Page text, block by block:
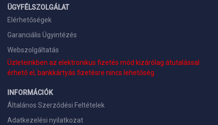
ÜGYFÉLSZOLGÁLAT
Elérhetőségek
Garanciális Ügyintézés
Webszolgáltatás
Üzleteinkben az elektronikus fizetés mód kizárólag átutalással
érhető el, bankkártyás fizetésre nincs lehetőség.
INFORMÁCIÓK
Általános Szerződési Feltételek
Adatkezelési nyilatkozat